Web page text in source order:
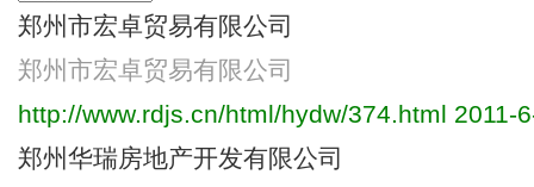
郑州市宏卓贸易有限公司
郑州市宏卓贸易有限公司
http://www.rdjs.cn/html/hydw/374.html 2011-
郑州华瑞房地产开发有限公司